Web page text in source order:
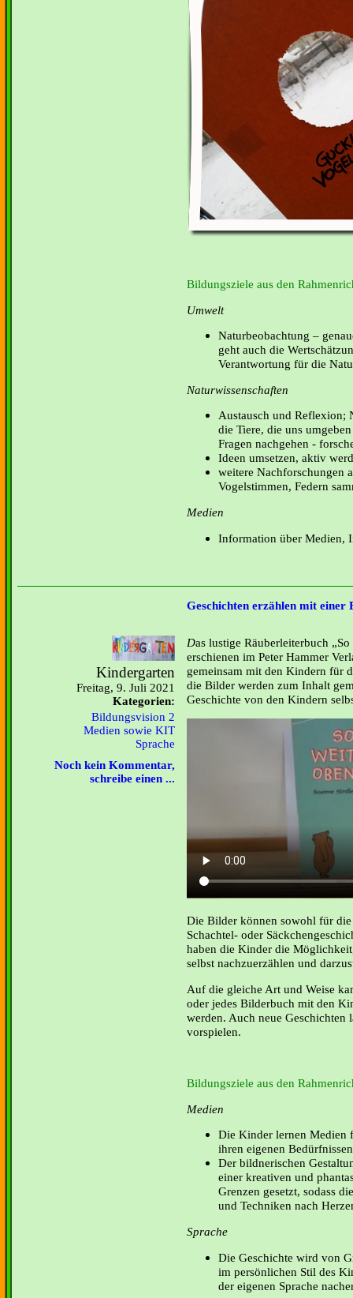
Bildungsziele aus den
Umwelt
Naturbeobachtung –
geht auch die
Verantwortung für die
Naturwissenschaften
Austausch und Reflexion;
die Tiere, die uns
Fragen nachgehen -
Ideen umsetzen, aktiv
weitere Nachforschungen
Vogelstimmen, Federn
Medien
Information über Medien,
Geschichten erzählen mit einer
Kindergarten
Freitag, 9. Juli 2021
Kategorien:
Bildungsvision 2
Medien sowie KIT
Sprache
Noch kein Kommentar,
schreibe einen ...
Das lustige Räuberleiterbuch
erschienen im Peter Hammer
gemeinsam mit den Kindern für
die Bilder werden zum Inhalt
Geschichte von den Kindern
Die Bilder können sowohl für
Schachtel- oder
haben die Kinder die
selbst nachzuerzählen und
Auf die gleiche Art und Weise
oder jedes Bilderbuch mit den
werden. Auch neue Geschichten
vorspielen.
Bildungsziele aus den
Medien
Die Kinder lernen Medien
ihren eigenen
Der bildnerischen
einer kreativen und
Grenzen gesetzt, sodass
und Techniken nach
Sprache
Die Geschichte wird von
im persönlichen Stil des
der eigenen Sprache